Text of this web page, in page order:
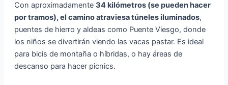
Con aproximadamente 34 kilómetros (se pueden hacer
por tramos), el camino atraviesa túneles iluminados,
puentes de hierro y aldeas como Puente Viesgo, donde
los niños se divertirán viendo las vacas pastar. Es ideal
para bicis de montaña o híbridas, o hay áreas de
descanso para hacer picnics.